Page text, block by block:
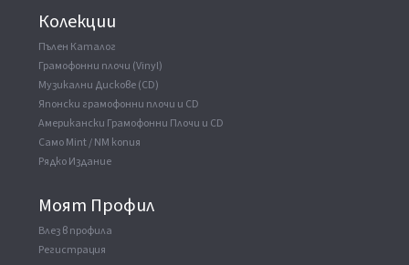
Колекции
Пълен Каталог
Грамофонни плочи (Vinyl)
Музикални Дискове (CD)
Японски грамофонни плочи и CD
Американски Грамофонни Плочи и CD
Само Mint / NM копия
Рядко Издание
Моят Профил
Влез в профила
Регистрация